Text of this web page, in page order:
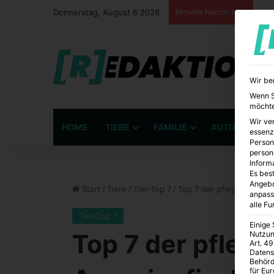
Donnerstag, August 6 2026 Aktuelle Nachrichten
HOME TIERE FAMILIE AUTO
Start / Tiere / Tier-Top 7 / Top 7 der
Tier-Top 7
Top 7 der
Wir
Wenn
Wir
Es
alle
Einige
Art. 49
für